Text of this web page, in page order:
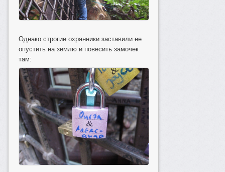
Однако строгие охранники заставили ее
опустить на землю и повесить замочек
там: